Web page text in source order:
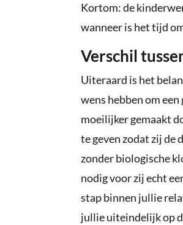
Kortom: de
wanneer is het tijd
Verschil
Uiteraard is het
wens hebben om
moeilijker gemaakt
te geven zodat zij de
zonder biologische
nodig voor zij echt
stap binnen jullie
jullie uiteindelijk op